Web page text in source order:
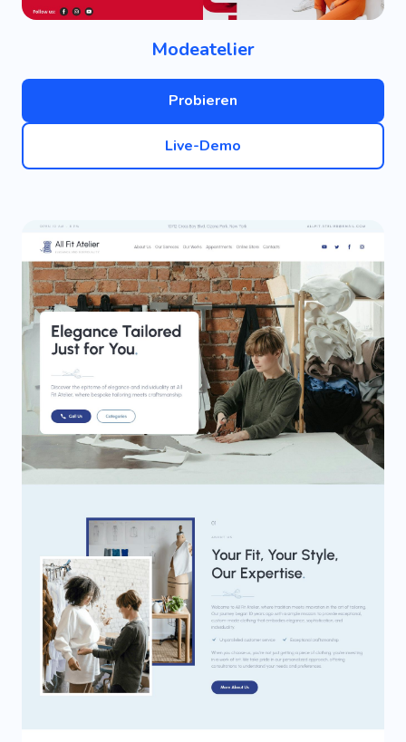
Modeatelier
Probieren
Live-Demo